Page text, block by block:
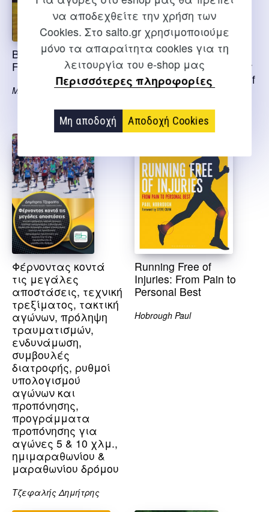
να αποδεχθείτε την χρήση των
Cookies. Στο salto.gr χρησιμοποιούμε
μόνο τα απαραίτητα cookies για τη
λειτουργία του e-shop μας
Περισσότερες πληροφορίες
Μη αποδοχή Αποδοχή Cookies
BRAIN TRAINING
FOR RUNNERS
Matt Fitzgerald
The Lost Art of Running:
A Journey to Rediscover
the Forgotten Essence of
Human Movement
Shane Benzie
Φέρνοντας κοντά
τις μεγάλες
αποστάσεις, τεχνική
τρεξίματος, τακτική
αγώνων, πρόληψη
τραυματισμών,
ενδυνάμωση,
συμβουλές
διατροφής, ρυθμοί
υπολογισμού
αγώνων και
προπόνησης,
προγράμματα
προπόνησης για
αγώνες 5 & 10 χλμ.,
ημιμαραθωνίου &
μαραθωνίου δρόμου
Τζεφαλής Δημήτρης
Running Free of
Injuries: From Pain to
Personal Best
Hobrough Paul